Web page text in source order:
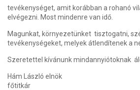
tevékenységet, amit korábban a rohanó
elvégezni. Most mindenre van idő.
Magunkat, környezetünket tisztogatni,
tevékenységeket, melyek átlendítenek a
Szeretettel kívánunk mindannyiótoknak
Hám László elnök
főtitkár